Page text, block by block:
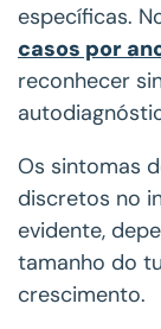
específicas.
casos por
reconhecer
Os sintomas
discretos no
evidente,
tamanho do
crescimento.